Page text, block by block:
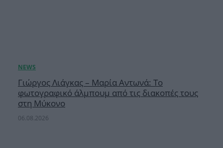
Γιώργος Λιάγκας – Μαρία Αντωνά: Το
φωτογραφικό άλμπουμ από τις διακοπές τους
στη Μύκονο
06.08.2026